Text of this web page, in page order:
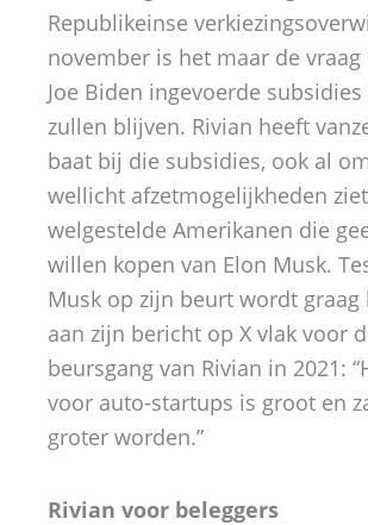
Republikeinse
november is het maar de
Joe Biden ingevoerde
zullen blijven. Rivian heeft
baat bij die subsidies, ook al
wellicht afzetmogelijkheden
welgestelde Amerikanen die
willen kopen van Elon Musk.
Musk op zijn beurt wordt graag
aan zijn bericht op X vlak voor
beursgang van Rivian in 2021:
voor auto-startups is groot en
groter worden.”
Rivian voor beleggers